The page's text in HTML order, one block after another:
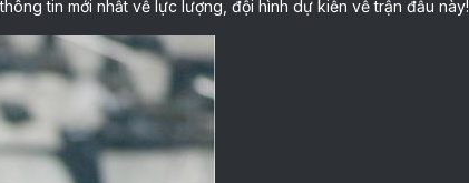
tin mới nhất về lực lượng, đội hình dự kiến về trận đấu này!